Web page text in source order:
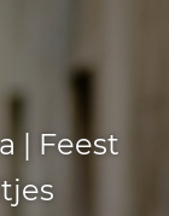
| Feest